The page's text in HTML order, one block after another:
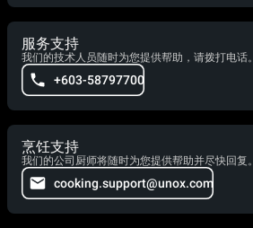
服务支持
我们的技术人员随时为您提供帮助，请拨打电话。
+603-58797700
烹饪支持
我们的公司厨师将随时为您提供帮助并尽快回复。
cooking.support@unox.com